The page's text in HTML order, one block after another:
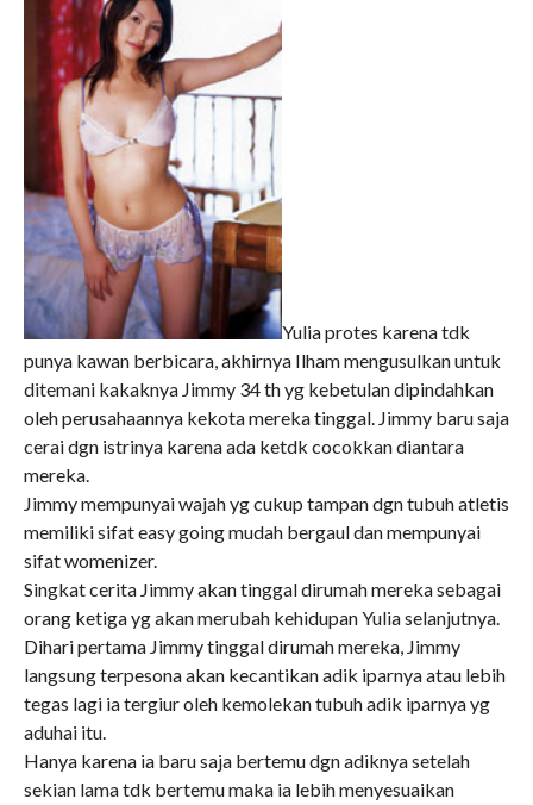
Yulia protes karena tdk
punya kawan berbicara, akhirnya Ilham mengusulkan untuk
ditemani kakaknya Jimmy 34 th yg kebetulan dipindahkan
oleh perusahaannya kekota mereka tinggal. Jimmy baru saja
cerai dgn istrinya karena ada ketdk cocokkan diantara
mereka.
Jimmy mempunyai wajah yg cukup tampan dgn tubuh atletis
memiliki sifat easy going mudah bergaul dan mempunyai
sifat womenizer.
Singkat cerita Jimmy akan tinggal dirumah mereka sebagai
orang ketiga yg akan merubah kehidupan Yulia selanjutnya.
Dihari pertama Jimmy tinggal dirumah mereka, Jimmy
langsung terpesona akan kecantikan adik iparnya atau lebih
tegas lagi ia tergiur oleh kemolekan tubuh adik iparnya yg
aduhai itu.
Hanya karena ia baru saja bertemu dgn adiknya setelah
sekian lama tdk bertemu maka ia lebih menyesuaikan